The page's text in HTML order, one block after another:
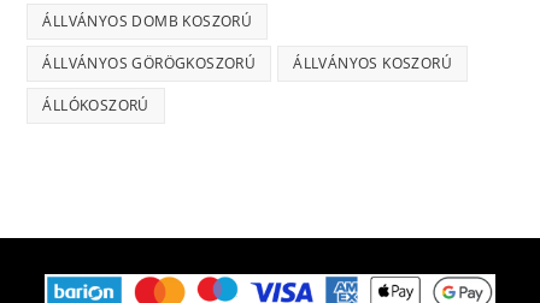
ÁLLVÁNYOS DOMB KOSZORÚ
ÁLLVÁNYOS GÖRÖGKOSZORÚ ÁLLVÁNYOS KOSZORÚ
ÁLLÓKOSZORÚ